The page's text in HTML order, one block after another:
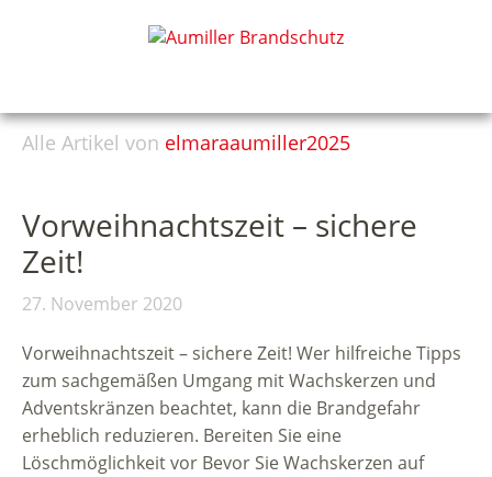
Alle Artikel von elmaraaumiller2025
Vorweihnachtszeit – sichere
Zeit!
27. November 2020
Vorweihnachtszeit – sichere Zeit! Wer hilfreiche Tipps
zum sachgemäßen Umgang mit Wachskerzen und
Adventskränzen beachtet, kann die Brandgefahr
erheblich reduzieren. Bereiten Sie eine
Löschmöglichkeit vor Bevor Sie Wachskerzen auf